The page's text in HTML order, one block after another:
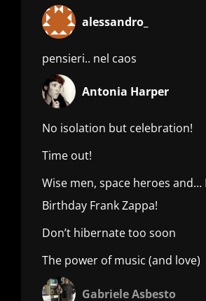
alessandro_
pensieri.. nel caos
Antonia Harper
No isolation but celebration!
Time out!
Wise men, space heroes and…
Birthday Frank Zappa!
Don’t hibernate too soon
The power of music (and love)
Gabriele Asbesto